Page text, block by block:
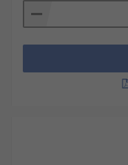
วัสดุและความแข็ง
งานในโรงงานมัก
เหล็กกล้าคาร์บอ
ต่อการกัดกร่อน
ความคมของใบมี
ใบมีดแบบขอบเรี
สะอาด บาง หรือ